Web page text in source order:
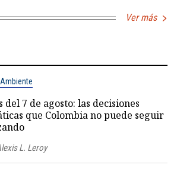
Ver más
del 7 de agosto: las decisiones
que Colombia no puede seguir
L. Leroy